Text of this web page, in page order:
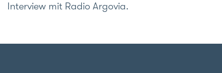
Interview mit Radio Argovia.